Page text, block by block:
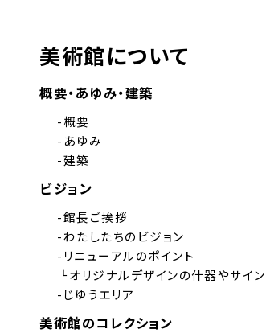
美術館について
概要・あゆみ・建築
-概要
-あゆみ
-建築
ビジョン
-館長ご挨拶
-わたしたちのビジョン
-リニューアルのポイント
˪オリジナルデザインの什器やサイン
-じゆうエリア
美術館のコレクション